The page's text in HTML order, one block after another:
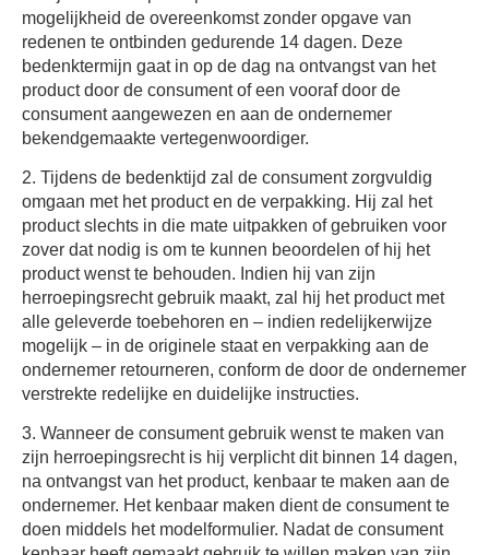
mogelijkheid de overeenkomst zonder opgave van
redenen te ontbinden gedurende 14 dagen. Deze
bedenktermijn gaat in op de dag na ontvangst van het
product door de consument of een vooraf door de
consument aangewezen en aan de ondernemer
bekendgemaakte vertegenwoordiger.
2. Tijdens de bedenktijd zal de consument zorgvuldig
omgaan met het product en de verpakking. Hij zal het
product slechts in die mate uitpakken of gebruiken voor
zover dat nodig is om te kunnen beoordelen of hij het
product wenst te behouden. Indien hij van zijn
herroepingsrecht gebruik maakt, zal hij het product met
alle geleverde toebehoren en – indien redelijkerwijze
mogelijk – in de originele staat en verpakking aan de
ondernemer retourneren, conform de door de ondernemer
verstrekte redelijke en duidelijke instructies.
3. Wanneer de consument gebruik wenst te maken van
zijn herroepingsrecht is hij verplicht dit binnen 14 dagen,
na ontvangst van het product, kenbaar te maken aan de
ondernemer. Het kenbaar maken dient de consument te
doen middels het modelformulier. Nadat de consument